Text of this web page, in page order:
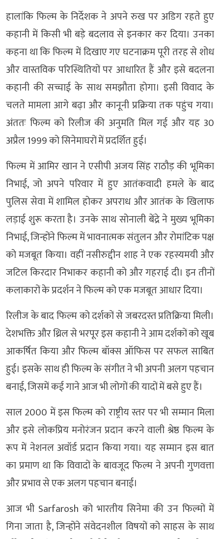
हालांकि फिल्म के निर्देशक ने अपने रुख पर अडिग रहते हुए
कहानी में किसी भी बड़े बदलाव से इनकार कर दिया। उनका
कहना था कि फिल्म में दिखाए गए घटनाक्रम पूरी तरह से शोध
और वास्तविक परिस्थितियों पर आधारित हैं और इसे बदलना
कहानी की सच्चाई के साथ समझौता होगा। इसी विवाद के
चलते मामला आगे बढ़ा और कानूनी प्रक्रिया तक पहुंच गया।
अंततः फिल्म को रिलीज की अनुमति मिल गई और यह 30
अप्रैल 1999 को सिनेमाघरों में प्रदर्शित हुई।
फिल्म में आमिर खान ने एसीपी अजय सिंह राठौड़ की भूमिका
निभाई, जो अपने परिवार में हुए आतंकवादी हमले के बाद
पुलिस सेवा में शामिल होकर अपराध और आतंक के खिलाफ
लड़ाई शुरू करता है। उनके साथ सोनाली बेंद्रे ने मुख्य भूमिका
निभाई, जिन्होंने फिल्म में भावनात्मक संतुलन और रोमांटिक पक्ष
को मजबूत किया। वहीं नसीरुद्दीन शाह ने एक रहस्यमयी और
जटिल किरदार निभाकर कहानी को और गहराई दी। इन तीनों
कलाकारों के प्रदर्शन ने फिल्म को एक मजबूत आधार दिया।
रिलीज के बाद फिल्म को दर्शकों से जबरदस्त प्रतिक्रिया मिली।
देशभक्ति और थ्रिल से भरपूर इस कहानी ने आम दर्शकों को खूब
आकर्षित किया और फिल्म बॉक्स ऑफिस पर सफल साबित
हुई। इसके साथ ही फिल्म के संगीत ने भी अपनी अलग पहचान
बनाई, जिसमें कई गाने आज भी लोगों की यादों में बसे हुए हैं।
साल 2000 में इस फिल्म को राष्ट्रीय स्तर पर भी सम्मान मिला
और इसे लोकप्रिय मनोरंजन प्रदान करने वाली श्रेष्ठ फिल्म के
रूप में नेशनल अवॉर्ड प्रदान किया गया। यह सम्मान इस बात
का प्रमाण था कि विवादों के बावजूद फिल्म ने अपनी गुणवत्ता
और प्रभाव से एक अलग पहचान बनाई।
आज भी Sarfarosh को भारतीय सिनेमा की उन फिल्मों में
गिना जाता है, जिन्होंने संवेदनशील विषयों को साहस के साथ